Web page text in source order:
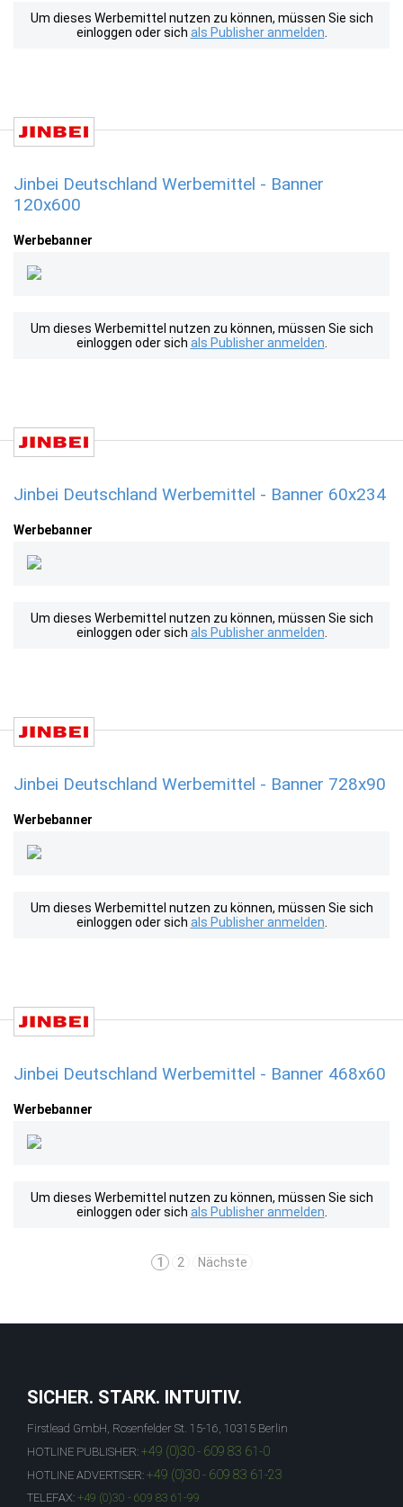
Um dieses Werbemittel nutzen zu können, müssen Sie sich
einloggen oder sich als Publisher anmelden
Jinbei Deutschland Werbemittel - Banner
120x600
Werbebanner
Um dieses Werbemittel nutzen zu können, müssen Sie sich
einloggen oder sich als Publisher anmelden
Jinbei Deutschland Werbemittel - Banner 60x234
Werbebanner
Um dieses Werbemittel nutzen zu können, müssen Sie sich
einloggen oder sich als Publisher anmelden
Jinbei Deutschland Werbemittel - Banner 728x90
Werbebanner
Um dieses Werbemittel nutzen zu können, müssen Sie sich
einloggen oder sich als Publisher anmelden
Jinbei Deutschland Werbemittel - Banner 468x60
Werbebanner
Um dieses Werbemittel nutzen zu können, müssen Sie sich
einloggen oder sich als Publisher anmelden
1 2 Nächste
SICHER. STARK. INTUITIV.
Firstlead GmbH, Rosenfelder St. 15-16, 10315 Berlin
HOTLINE PUBLISHER: +49 (0)30 - 609 83 61-0
HOTLINE ADVERTISER: +49 (0)30 - 609 83 61-23
TELEFAX: +49 (0)30 - 609 83 61-99